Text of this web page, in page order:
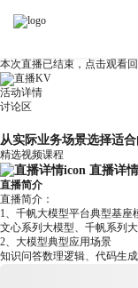
本次直播已结束，点击观看
活动详情
讨论区
从实际业务场景选择适
精选视频课程
直播详情
直播简介
直播简介：
1、千帆大模型平台典型基座
文心系列大模型、千帆系列
2、大模型典型应用场景
知识问答数理逻辑、代码生